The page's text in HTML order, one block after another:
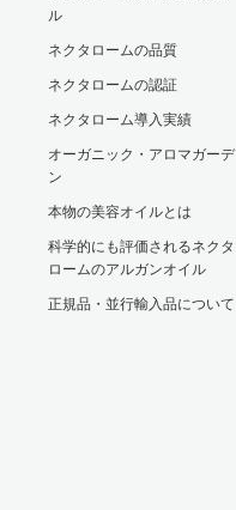
ル
ネクタロームの品質
ネクタロームの認証
ネクタローム導入実績
オーガニック・アロマガーデ
ン
本物の美容オイルとは
科学的にも評価されるネクタ
ロームのアルガンオイル
正規品・並行輸入品について